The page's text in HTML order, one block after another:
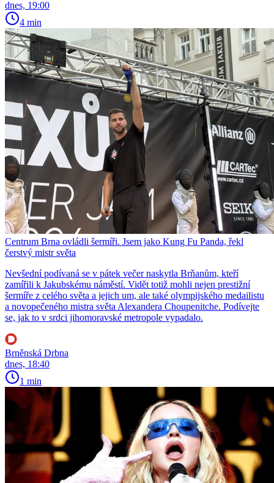
dnes, 19:00
4 min
Centrum Brna ovládli šermíři. Jsem jako Kung Fu Panda, řekl
čerstvý mistr světa
Nevšední podívaná se v pátek večer naskytla Brňanům, kteří
zamířili k Jakubskému náměstí. Vidět totiž mohli nejen prestižní
šermíře z celého světa a jejich um, ale také olympijského medailistu
a novopečeného mistra světa Alexandera Choupenitche. Podívejte
se, jak to v srdci jihomoravské metropole vypadalo.
Brněnská Drbna
dnes, 18:40
1 min